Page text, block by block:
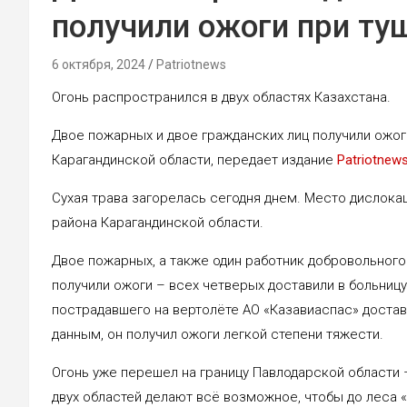
получили ожоги при
6 октября, 2024 Patriotnews
Огонь распространился в двух областях Казахстана.
Двое пожарных и двое гражданских лиц получили
Карагандинской области, передает издание
Сухая трава загорелась сегодня днем. Место
района Карагандинской области.
Двое пожарных, а также один работник
получили ожоги – всех четверых доставили в
пострадавшего на вертолёте АО «Казавиаспас»
данным, он получил ожоги легкой степени тяжести.
Огонь уже перешел на границу Павлодарской
двух областей делают всё возможное, чтобы до леса